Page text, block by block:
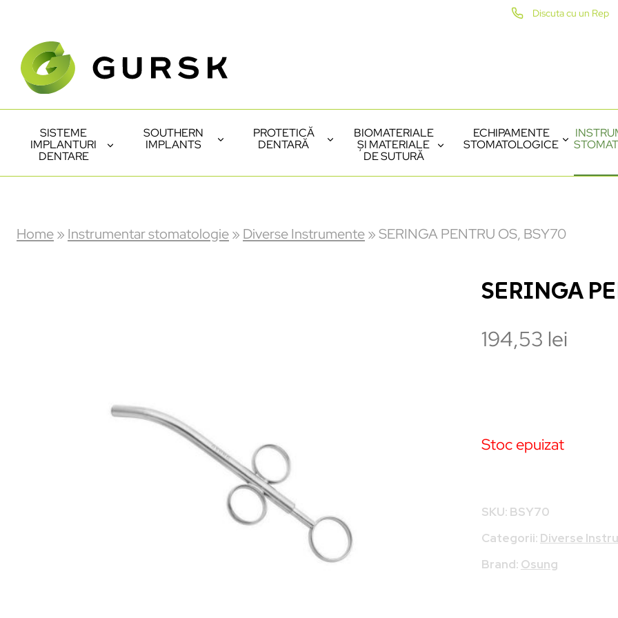
Discuta cu un Rep
SISTEME
IMPLANTURI
DENTARE
SOUTHERN
IMPLANTS
PROTETICĂ
DENTARĂ
BIOMATERIALE
ȘI MATERIALE
DE SUTURĂ
ECHIPAMENTE
STOMATOLOGICE
Home» Instrumentar stomatologie» Diverse Instrumente»SERINGA PENTRU OS, BSY70
SERINGA
194,53 lei
Stoc epuizat
SKU: BSY70
Categorii: Diverse
Brand: Osung